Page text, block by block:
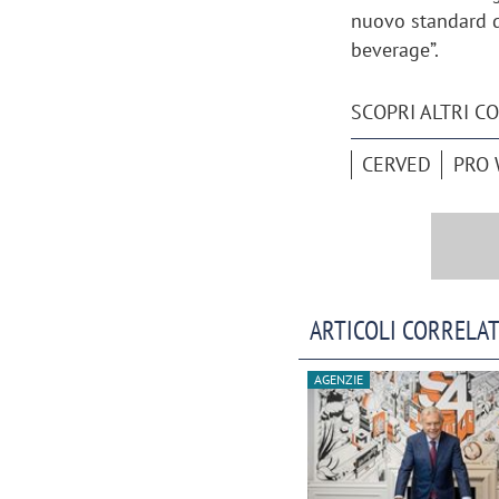
nuovo standard
beverage”.
SCOPRI ALTRI
CERVED PRO
ARTICOLI
AGENZIE
comunicazione crea un brand food:
«La